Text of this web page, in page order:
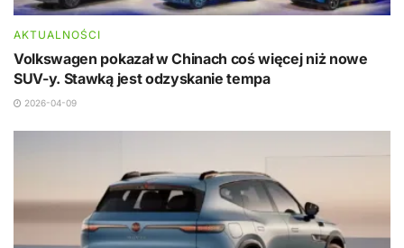
AKTUALNOŚCI
Volkswagen pokazał w Chinach coś więcej niż nowe
SUV-y. Stawką jest odzyskanie tempa
2026-04-09